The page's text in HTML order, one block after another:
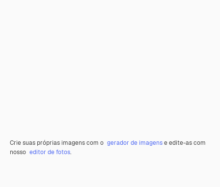
Crie suas próprias imagens com o gerador de imagense edite-as com
nosso editor de fotos.